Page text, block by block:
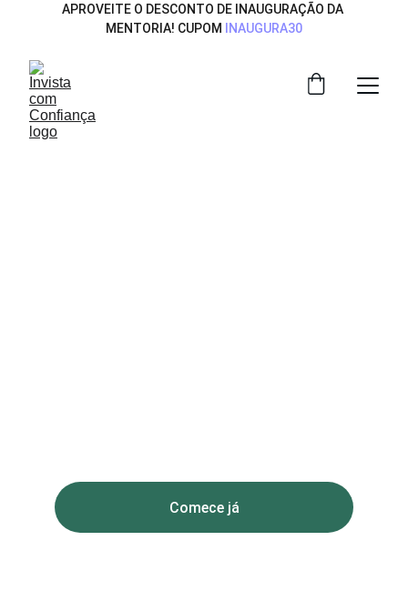
APROVEITE O DESCONTO DE INAUGURAÇÃO DA
MENTORIA! CUPOM
INAUGURA30
Comece já